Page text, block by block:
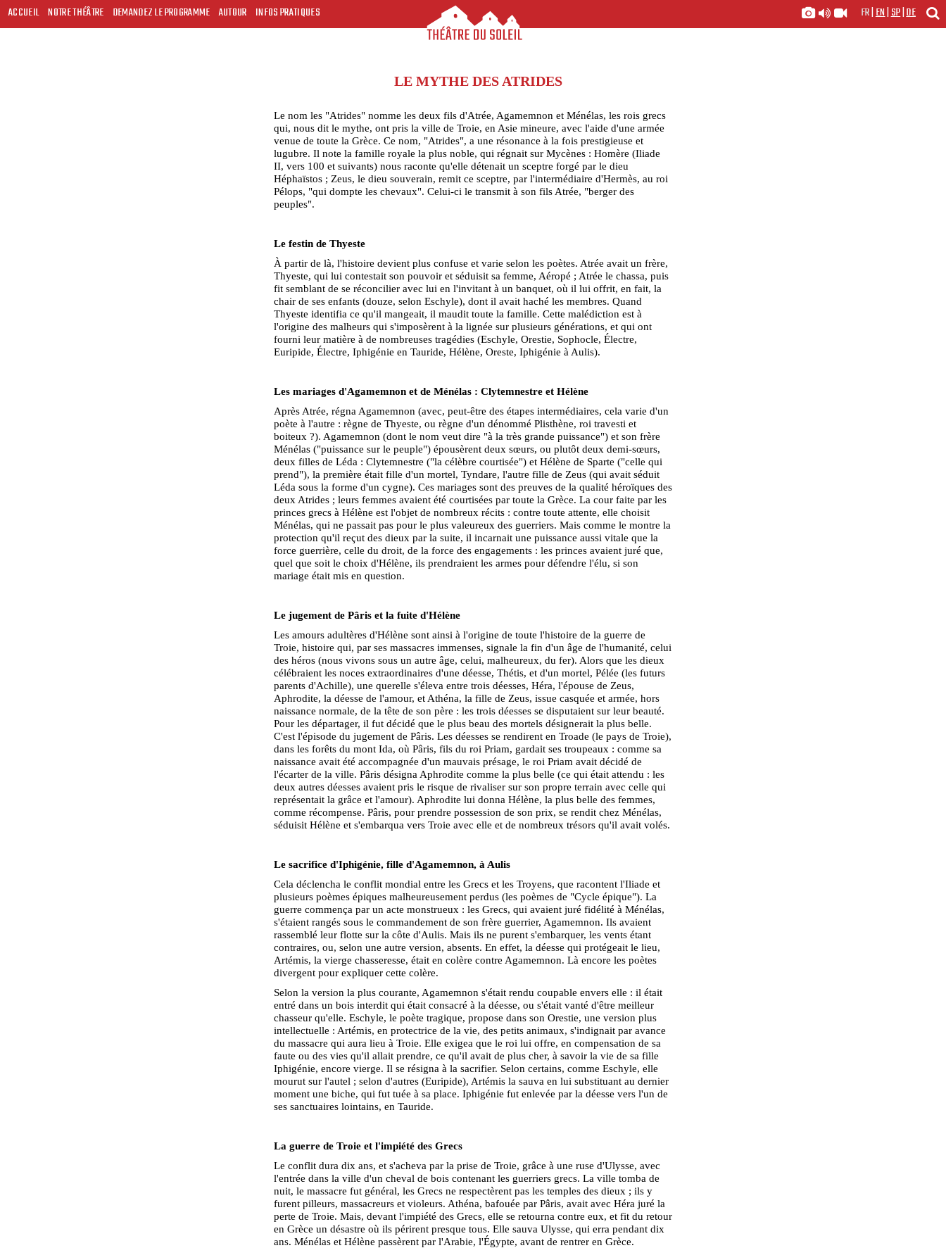
ACCUEIL NOTRE THÉÂTRE DEMANDEZ LE PROGRAMME AUTOUR INFOS PRATIQUES FR|EN|SP|DE
LE MYTHE DES ATRIDES
Le nom les "Atrides" nomme les deux fils d'Atrée, Agamemnon et Ménélas, les rois grecs
qui, nous dit le mythe, ont pris la ville de Troie, en Asie mineure, avec l'aide d'une armée
venue de toute la Grèce. Ce nom, "Atrides", a une résonance à la fois prestigieuse et
lugubre. Il note la famille royale la plus noble, qui régnait sur Mycènes : Homère (Iliade
II, vers 100 et suivants) nous raconte qu'elle détenait un sceptre forgé par le dieu
Héphaïstos ; Zeus, le dieu souverain, remit ce sceptre, par l'intermédiaire d'Hermès, au roi
Pélops, "qui dompte les chevaux". Celui-ci le transmit à son fils Atrée, "berger des
peuples".
Le festin de Thyeste
À partir de là, l'histoire devient plus confuse et varie selon les poètes. Atrée avait un frère,
Thyeste, qui lui contestait son pouvoir et séduisit sa femme, Aéropé ; Atrée le chassa, puis
fit semblant de se réconcilier avec lui en l'invitant à un banquet, où il lui offrit, en fait, la
chair de ses enfants (douze, selon Eschyle), dont il avait haché les membres. Quand
Thyeste identifia ce qu'il mangeait, il maudit toute la famille. Cette malédiction est à
l'origine des malheurs qui s'imposèrent à la lignée sur plusieurs générations, et qui ont
fourni leur matière à de nombreuses tragédies (Eschyle, Orestie, Sophocle, Électre,
Euripide, Électre, Iphigénie en Tauride, Hélène, Oreste, Iphigénie à Aulis).
Les mariages d'Agamemnon et de Ménélas : Clytemnestre et Hélène
Après Atrée, régna Agamemnon (avec, peut-être des étapes intermédiaires, cela varie d'un
poète à l'autre : règne de Thyeste, ou règne d'un dénommé Plisthène, roi travesti et
boiteux ?). Agamemnon (dont le nom veut dire "à la très grande puissance") et son frère
Ménélas ("puissance sur le peuple") épousèrent deux sœurs, ou plutôt deux demi-sœurs,
deux filles de Léda : Clytemnestre ("la célèbre courtisée") et Hélène de Sparte ("celle qui
prend"), la première était fille d'un mortel, Tyndare, l'autre fille de Zeus (qui avait séduit
Léda sous la forme d'un cygne). Ces mariages sont des preuves de la qualité héroïques des
deux Atrides ; leurs femmes avaient été courtisées par toute la Grèce. La cour faite par les
princes grecs à Hélène est l'objet de nombreux récits : contre toute attente, elle choisit
Ménélas, qui ne passait pas pour le plus valeureux des guerriers. Mais comme le montre la
protection qu'il reçut des dieux par la suite, il incarnait une puissance aussi vitale que la
force guerrière, celle du droit, de la force des engagements : les princes avaient juré que,
quel que soit le choix d'Hélène, ils prendraient les armes pour défendre l'élu, si son
mariage était mis en question.
Le jugement de Pâris et la fuite d'Hélène
Les amours adultères d'Hélène sont ainsi à l'origine de toute l'histoire de la guerre de
Troie, histoire qui, par ses massacres immenses, signale la fin d'un âge de l'humanité, celui
des héros (nous vivons sous un autre âge, celui, malheureux, du fer). Alors que les dieux
célébraient les noces extraordinaires d'une déesse, Thétis, et d'un mortel, Pélée (les futurs
parents d'Achille), une querelle s'éleva entre trois déesses, Héra, l'épouse de Zeus,
Aphrodite, la déesse de l'amour, et Athéna, la fille de Zeus, issue casquée et armée, hors
naissance normale, de la tête de son père : les trois déesses se disputaient sur leur beauté.
Pour les départager, il fut décidé que le plus beau des mortels désignerait la plus belle.
C'est l'épisode du jugement de Pâris. Les déesses se rendirent en Troade (le pays de Troie),
dans les forêts du mont Ida, où Pâris, fils du roi Priam, gardait ses troupeaux : comme sa
naissance avait été accompagnée d'un mauvais présage, le roi Priam avait décidé de
l'écarter de la ville. Pâris désigna Aphrodite comme la plus belle (ce qui était attendu : les
deux autres déesses avaient pris le risque de rivaliser sur son propre terrain avec celle qui
représentait la grâce et l'amour). Aphrodite lui donna Hélène, la plus belle des femmes,
comme récompense. Pâris, pour prendre possession de son prix, se rendit chez Ménélas,
séduisit Hélène et s'embarqua vers Troie avec elle et de nombreux trésors qu'il avait volés.
Le sacrifice d'Iphigénie, fille d'Agamemnon, à Aulis
Cela déclencha le conflit mondial entre les Grecs et les Troyens, que racontent l'Iliade et
plusieurs poèmes épiques malheureusement perdus (les poèmes de "Cycle épique"). La
guerre commença par un acte monstrueux : les Grecs, qui avaient juré fidélité à Ménélas,
s'étaient rangés sous le commandement de son frère guerrier, Agamemnon. Ils avaient
rassemblé leur flotte sur la côte d'Aulis. Mais ils ne purent s'embarquer, les vents étant
contraires, ou, selon une autre version, absents. En effet, la déesse qui protégeait le lieu,
Artémis, la vierge chasseresse, était en colère contre Agamemnon. Là encore les poètes
divergent pour expliquer cette colère.
Selon la version la plus courante, Agamemnon s'était rendu coupable envers elle : il était
entré dans un bois interdit qui était consacré à la déesse, ou s'était vanté d'être meilleur
chasseur qu'elle. Eschyle, le poète tragique, propose dans son Orestie, une version plus
intellectuelle : Artémis, en protectrice de la vie, des petits animaux, s'indignait par avance
du massacre qui aura lieu à Troie. Elle exigea que le roi lui offre, en compensation de sa
faute ou des vies qu'il allait prendre, ce qu'il avait de plus cher, à savoir la vie de sa fille
Iphigénie, encore vierge. Il se résigna à la sacrifier. Selon certains, comme Eschyle, elle
mourut sur l'autel ; selon d'autres (Euripide), Artémis la sauva en lui substituant au dernier
moment une biche, qui fut tuée à sa place. Iphigénie fut enlevée par la déesse vers l'un de
ses sanctuaires lointains, en Tauride.
La guerre de Troie et l'impiété des Grecs
Le conflit dura dix ans, et s'acheva par la prise de Troie, grâce à une ruse d'Ulysse, avec
l'entrée dans la ville d'un cheval de bois contenant les guerriers grecs. La ville tomba de
nuit, le massacre fut général, les Grecs ne respectèrent pas les temples des dieux ; ils y
furent pilleurs, massacreurs et violeurs. Athéna, bafouée par Pâris, avait avec Héra juré la
perte de Troie. Mais, devant l'impiété des Grecs, elle se retourna contre eux, et fit du retour
en Grèce un désastre où ils périrent presque tous. Elle sauva Ulysse, qui erra pendant dix
ans. Ménélas et Hélène passèrent par l'Arabie, l'Égypte, avant de rentrer en Grèce.